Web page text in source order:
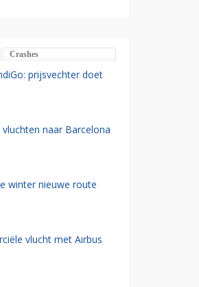
Crashes
prijsvechter doet
naar Barcelona
winter nieuwe route
vlucht met Airbus